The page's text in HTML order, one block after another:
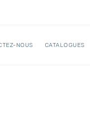
NOUS CATALOGUES